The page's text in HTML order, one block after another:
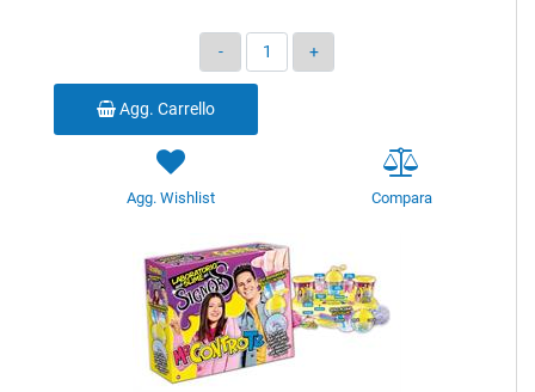
Quantità
Agg. Carrello
Agg. Wishlist Compara